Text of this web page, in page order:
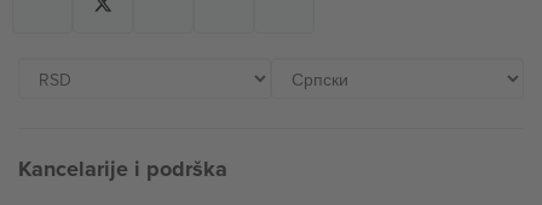
Kancelarije i podrška